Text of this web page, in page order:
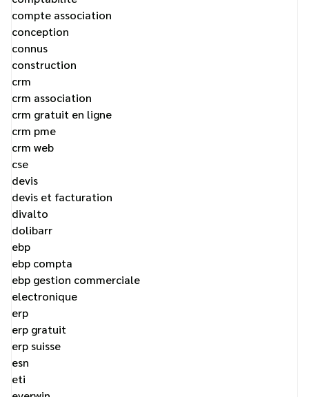
compte association
conception
connus
construction
crm
crm association
crm gratuit en ligne
crm pme
crm web
cse
devis
devis et facturation
divalto
dolibarr
ebp
ebp compta
ebp gestion commerciale
electronique
erp
erp gratuit
erp suisse
esn
eti